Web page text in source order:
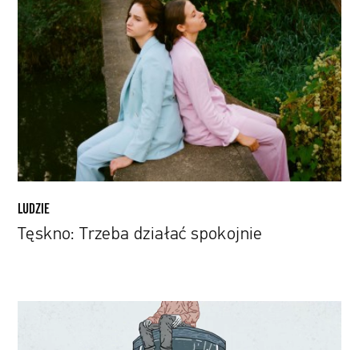
Trzeba
działać
spokojnie
LUDZIE
Tęskno: Trzeba działać spokojnie